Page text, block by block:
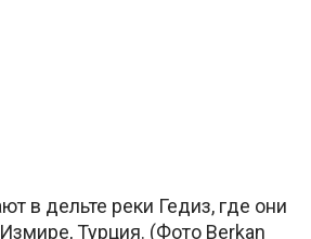
в дельте реки Гедиз, где они
Турция. (Фото Berkan